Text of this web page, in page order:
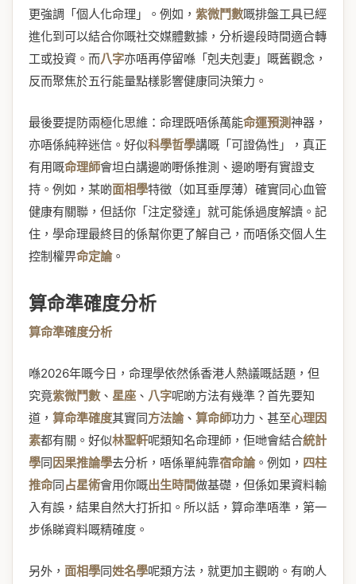
更強調「個人化命理」。例如， 紫微鬥數嘅排盤工具已經
進化到可以結合你嘅社交媒體數據，分析邊段時間適合轉
工或投資。而八字亦唔再停留喺「剋夫剋妻」嘅舊觀念，
反而聚焦於五行能量點樣影響健康同決策力。
最後要提防兩極化思維：命理既唔係萬能命運預測神器，
亦唔係純粹迷信。好似科學哲學講嘅「可證偽性」，真正
有用嘅命理師會坦白講邊啲嘢係推測、邊啲嘢有實證支
持。例如，某啲面相學特徵（如耳垂厚薄）確實同心血管
健康有關聯，但話你「注定發達」就可能係過度解讀。記
住，學命理最終目的係幫你更了解自己，而唔係交個人生
控制權畀命定論。
算命準確度分析
算命準確度分析
喺2026年嘅今日，命理學依然係香港人熱議嘅話題，但
究竟紫微鬥數、 星座 、 八字呢啲方法有幾準？首先要知
道， 算命準確度其實同方法論、 算命師功力、甚至心理因
素都有關。好似林聖軒呢類知名命理師，佢哋會結合統計
學同因果推論學去分析，唔係單純靠宿命論。例如， 四柱
推命同占星術會用你嘅出生時間做基礎，但係如果資料輸
入有誤，結果自然大打折扣。所以話，算命準唔準，第一
步係睇資料嘅精確度。
另外， 面相學同姓名學呢類方法，就更加主觀啲。有啲人